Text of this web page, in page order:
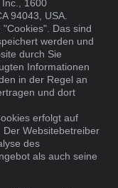
Inc., 1600
94043, USA.
Das sind
werden und
durch Sie
Informationen
in der Regel an
und dort
erfolgt auf
Der Websitebetreiber
des
als auch seine